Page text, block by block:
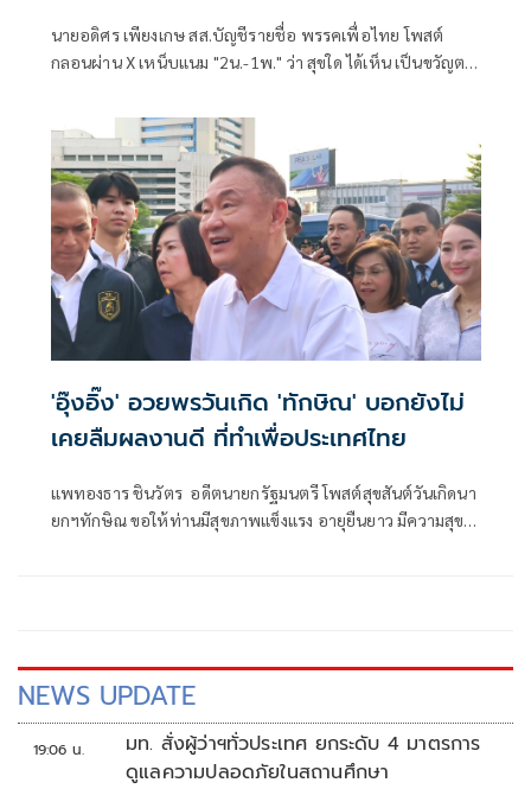
นายอดิศร เพียงเกษ สส.บัญชีรายชื่อ พรรคเพื่อไทย โพสต์
กลอนผ่าน X เหน็บแนม "2น.-1พ." ว่า สุขใด ได้เห็น เป็นขวัญตา
'อุ๊งอิ๊ง' อวยพรวันเกิด 'ทักษิณ' บอกยังไม่
เคยลืมผลงานดี ที่ทำเพื่อประเทศไทย
แพทองธาร ชินวัตร อดีตนายกรัฐมนตรี โพสต์สุขสันต์วันเกิดนา
ยกฯทักษิณ ขอให้ท่านมีสุขภาพแข็งแรง อายุยืนยาว มีความสุข
NEWS UPDATE
19:06 น.
มท. สั่งผู้ว่าฯทั่วประเทศ ยกระดับ 4 มาตรการ
ดูแลความปลอดภัยในสถานศึกษา